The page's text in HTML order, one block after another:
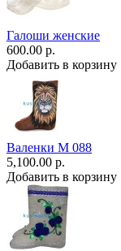
Галоши женские
600.00 р.
Добавить в корзину
Валенки М 088
5,100.00 р.
Добавить в корзину